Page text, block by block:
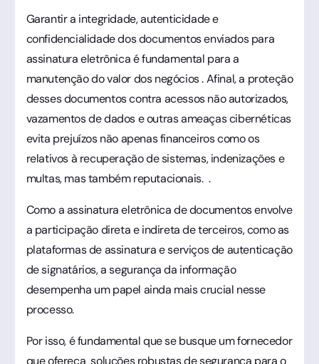
Garantir a integridade, autenticidade e
confidencialidade dos documentos enviados para
assinatura eletrônica é fundamental para a
manutenção do valor dos negócios . Afinal, a proteção
desses documentos contra acessos não autorizados,
vazamentos de dados e outras ameaças cibernéticas
evita prejuízos não apenas financeiros como os
relativos à recuperação de sistemas, indenizações e
multas, mas também reputacionais. .
Como a assinatura eletrônica de documentos envolve
a participação direta e indireta de terceiros, como as
plataformas de assinatura e serviços de autenticação
de signatários, a segurança da informação
desempenha um papel ainda mais crucial nesse
processo.
Por isso, é fundamental que se busque um fornecedor
que ofereça soluções robustas de segurança para o